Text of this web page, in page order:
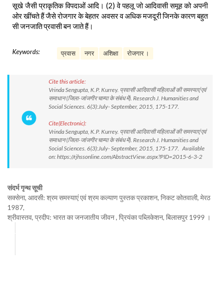
सूखे जैसी प्राकृतिक विपदाओं आदि। (2) वे पहलू जो आदिवासी समूह को अपनी
ओर खींचते हैं जैसे रोजगार के बेहतर अवसर व अधिक मजदूरी जिनके कारण बहुत
सी जनजाति प्रवासी बन जाते हैं।
Keywords: प्रवास नगर अशिक्षा रोजगार ।
Cite this article:
Vrinda Sengupta, K.P. Kurrey. प्रवासी आदिवासी महिलाओं की समस्याएं एवं
समाधान (जिला-जांजगीर चाम्पा के संबंध में). Research J. Humanities and
Social Sciences. 6(3):July- September, 2015, 175-177.
Cite(Electronic):
Vrinda Sengupta, K.P. Kurrey. प्रवासी आदिवासी महिलाओं की समस्याएं एवं
समाधान (जिला-जांजगीर चाम्पा के संबंध में). Research J. Humanities and
Social Sciences. 6(3):July- September, 2015, 175-177. Available
on: https://rjhssonline.com/AbstractView.aspx?PID=2015-6-3-2
संदर्भ गृन्थ सूची
सक्सेना, आदसी: श्रम समस्याएं एवं श्रम कल्याण पुस्तक प्रकाशन, निकट कोतवाली, मेरठ
1987,
श्रीवास्तव, प्रदीप: भारत का जनजातीय जीवन , प्रियंका पब्लिकेशन, बिलासपुर 1999 ।